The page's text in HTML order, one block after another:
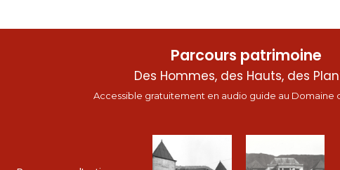
Parcours patrimoine
Des Hommes, des Hauts, des
Accessible gratuitement en audio guide au Domaine